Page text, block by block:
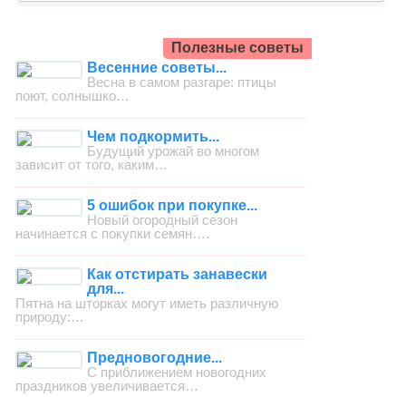
Полезные советы
Весенние советы...
Весна в самом разгаре: птицы
поют, солнышко…
Чем подкормить...
Будущий урожай во многом
зависит от того, каким…
5 ошибок при покупке...
Новый огородный сезон
начинается с покупки семян….
Как отстирать занавески
для...
Пятна на шторках могут иметь различную
природу:…
Предновогодние...
С приближением новогодних
праздников увеличивается…